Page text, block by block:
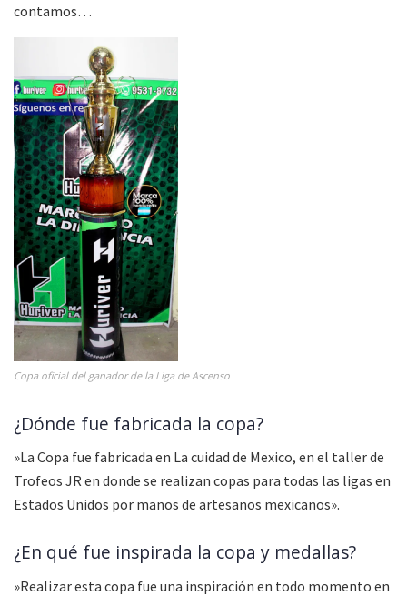
contamos…
Copa oficial del ganador de la Liga de Ascenso
¿Dónde fue fabricada la copa?
»La Copa fue fabricada en La cuidad de Mexico, en el taller de
Trofeos JR en donde se realizan copas para todas las ligas en
Estados Unidos por manos de artesanos mexicanos».
¿En qué fue inspirada la copa y medallas?
»Realizar esta copa fue una inspiración en todo momento en